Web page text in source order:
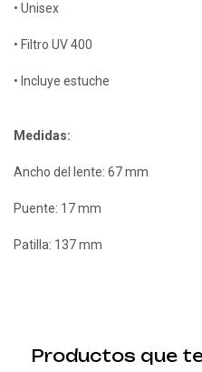
• Unisex
• Filtro UV 400
• Incluye estuche
Medidas:
Ancho del lente: 67 mm
Puente: 17 mm
Patilla: 137 mm
Productos que